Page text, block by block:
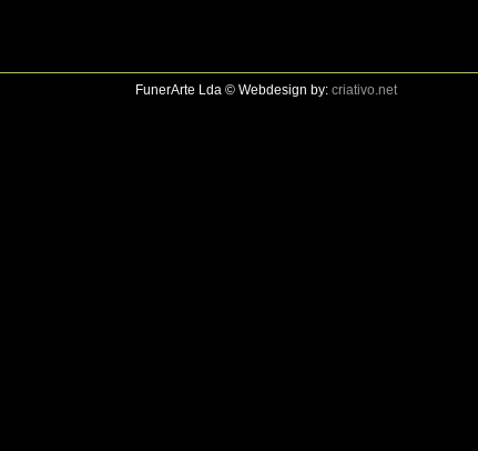
FunerArte Lda © Webdesign by: criativo.net